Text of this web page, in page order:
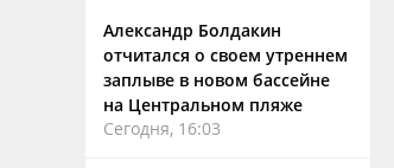
Александр Болдакин
отчитался о своем утреннем
заплыве в новом бассейне
на Центральном пляже
Сегодня, 16:03